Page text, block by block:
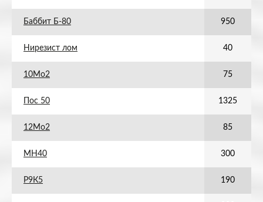
Баббит Б-80 950
Нирезист лом 40
10Мо2 75
Пос 50 1325
12Мо2 85
МН40 300
Р9К5 190